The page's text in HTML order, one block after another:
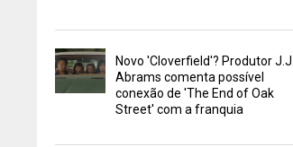
Novo 'Cloverfield'? Produtor J.J.
Abrams comenta possível
conexão de 'The End of Oak
Street' com a franquia